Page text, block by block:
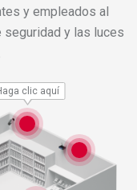
y empleados al
y las luces
clic aquí